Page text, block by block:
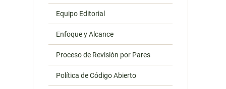
Equipo Editorial
Enfoque y Alcance
Proceso de Revisión por Pares
Política de Código Abierto